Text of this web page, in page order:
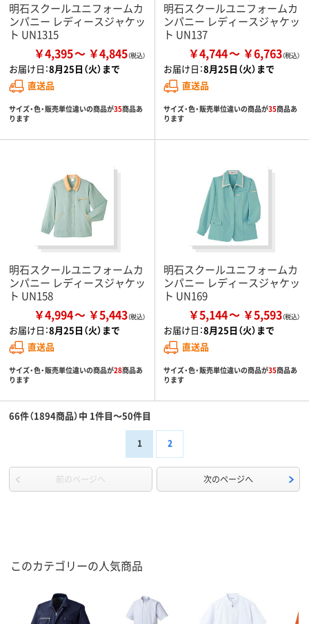
明石スクールユニフォームカ
ンパニー レディースジャケッ
ト UN1315
￥4,395 ￥4,845
お届け日：8月25日（火）まで
直送品
サイズ・色・販売単位違いの商品が35商品あ
ります
明石スクールユニフォームカ
ンパニー レディースジャケッ
ト UN137
￥4,744 ￥6,763
お届け日：8月25日（火）まで
直送品
サイズ・色・販売単位違いの商品が35商品あ
ります
明石スクールユニフォームカ
ンパニー レディースジャケッ
ト UN158
￥4,994 ￥5,443
お届け日：8月25日（火）まで
直送品
サイズ・色・販売単位違いの商品が28商品あ
ります
明石スクールユニフォームカ
ンパニー レディースジャケッ
ト UN169
￥5,144 ￥5,593
お届け日：8月25日（火）まで
直送品
サイズ・色・販売単位違いの商品が35商品あ
ります
66件（1894商品）中 1件目～50件目
1 2
前のページへ 次のページへ
このカテゴリーの人気商品